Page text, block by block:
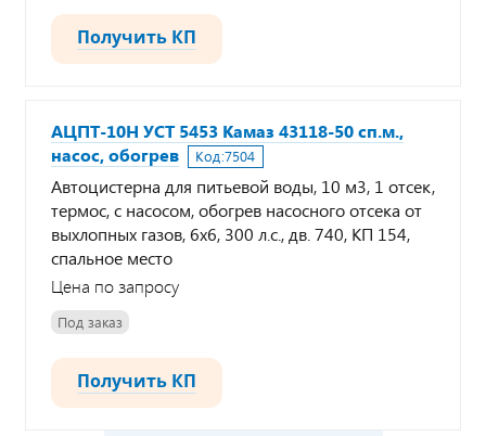
Получить КП
АЦПТ-10Н УСТ 5453 Камаз 43118-50 сп.м.,
насос, обогрев
Код:7504
Автоцистерна для питьевой воды, 10 м3, 1 отсек,
термос, с насосом, обогрев насосного отсека от
выхлопных газов, 6х6, 300 л.с., дв. 740, КП 154,
спальное место
Цена по запросу
Под заказ
Получить КП